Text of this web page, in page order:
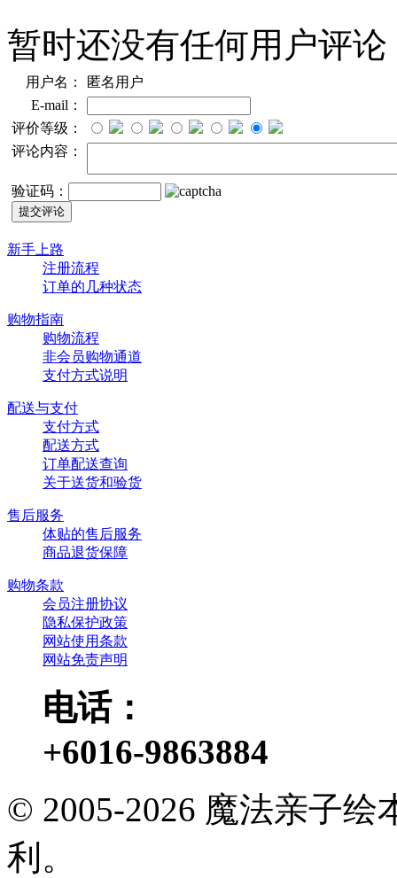
暂时还没有任何用户评论
用户名：
匿名用户
E-mail：
评价等级：
评论内容：
验证码：
新手上路
注册流程
订单的几种状态
购物指南
购物流程
非会员购物通道
支付方式说明
配送与支付
支付方式
配送方式
订单配送查询
关于送货和验货
售后服务
体贴的售后服务
商品退货保障
购物条款
会员注册协议
隐私保护政策
网站使用条款
网站免责声明
电话：
+6016-9863884
© 2005-2026 魔法亲子
利。